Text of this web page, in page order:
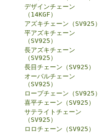
デザインチェーン
（14KGF）
アズキチェーン（SV925）
平アズキチェーン
（SV925）
長アズキチェーン
（SV925）
長目チェーン（SV925）
オーバルチェーン
（SV925）
ロープチェーン（SV925）
喜平チェーン（SV925）
サテライトチェーン
（SV925）
ロロチェーン（SV925）